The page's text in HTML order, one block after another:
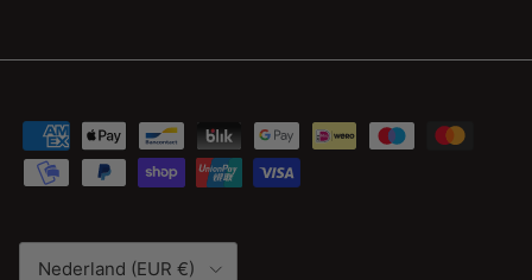
Land/Regio
Nederland (EUR €)